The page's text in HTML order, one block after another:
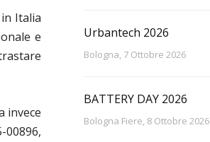
Italia
e
invece
Urbantech 2026
Bologna, 7 Ottobre 2026
BATTERY DAY 2026
Bologna Fiere, 8 Ottobre 2026